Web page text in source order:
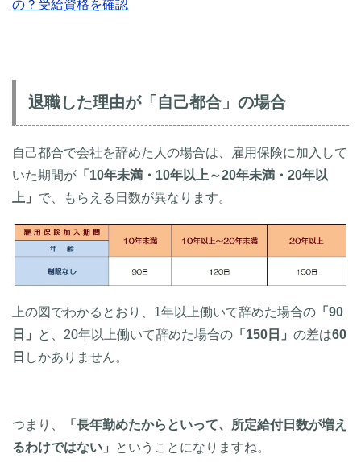
の？受給資格を確認
退職した理由が「自己都合」の場合
自己都合で会社を辞めた人の場合は、雇用保険に加入して
いた期間が 「10年未満・10年以上～20年未満・20年以
上」 で、もらえる日数が異なります。
上の図でわかるとおり、1年以上働いて辞めた場合の 「90
日」
と、20年以上働いて辞めた場合の 「150日」 の差は60
日 しかありません。
つまり、
「長年勤めたからといって、所定給付日数が増え
るわけではない」
ということになりますね。